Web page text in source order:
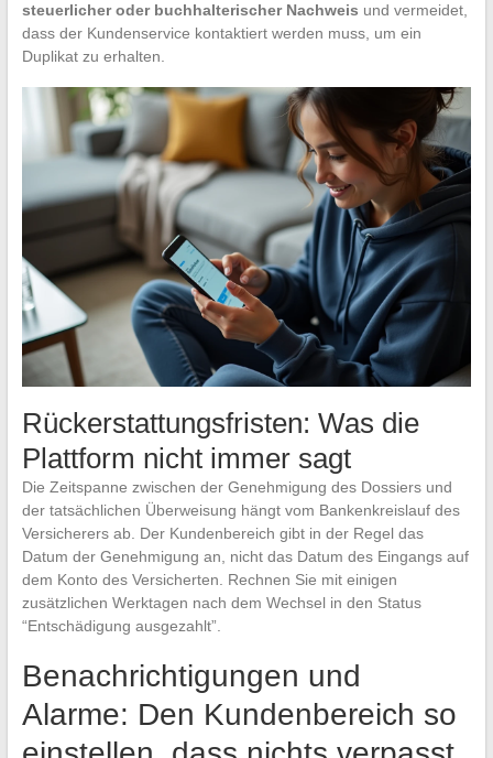
steuerlicher oder buchhalterischer Nachweis und vermeidet,
dass der Kundenservice kontaktiert werden muss, um ein
Duplikat zu erhalten.
Rückerstattungsfristen: Was die
Plattform nicht immer sagt
Die Zeitspanne zwischen der Genehmigung des Dossiers und
der tatsächlichen Überweisung hängt vom Bankenkreislauf des
Versicherers ab. Der Kundenbereich gibt in der Regel das
Datum der Genehmigung an, nicht das Datum des Eingangs auf
dem Konto des Versicherten. Rechnen Sie mit einigen
zusätzlichen Werktagen nach dem Wechsel in den Status
“Entschädigung ausgezahlt”.
Benachrichtigungen und
Alarme: Den Kundenbereich so